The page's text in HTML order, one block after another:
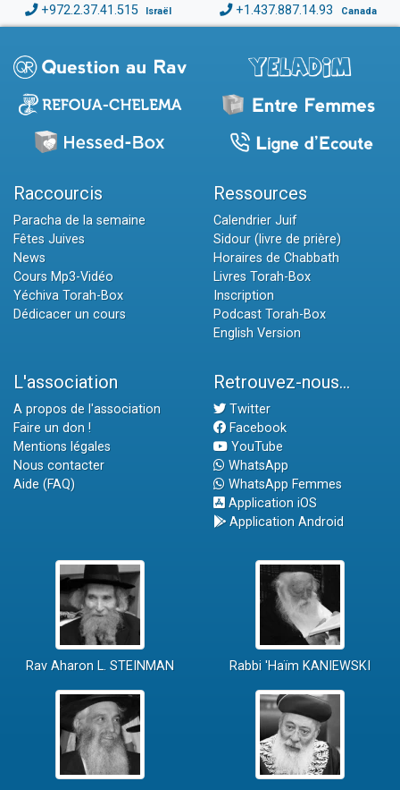
+972.2.37.41.515 Israël +1.437.887.14.93 Canada
Raccourcis
Paracha de la semaine
Fêtes Juives
News
Cours Mp3-Vidéo
Yéchiva Torah-Box
Dédicacer un cours
Ressources
Calendrier Juif
Sidour (livre de prière)
Horaires de Chabbath
Livres Torah-Box
Inscription
Podcast Torah-Box
English Version
L'association
A propos de l'association
Faire un don !
Mentions légales
Nous contacter
Aide (FAQ)
Retrouvez-nous...
Twitter
Facebook
YouTube
WhatsApp
WhatsApp Femmes
Application iOS
Application Android
Rav Aharon L. STEINMAN Rabbi 'Haïm KANIEWSKI